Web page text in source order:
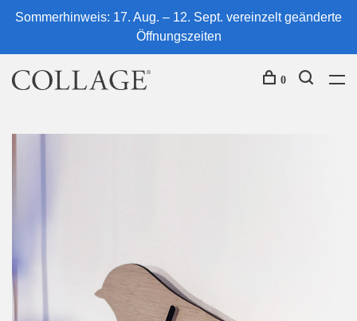
Sommerhinweis: 17. Aug. – 12. Sept. vereinzelt geänderte
Öffnungszeiten
0